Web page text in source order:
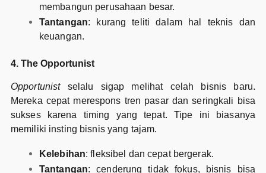
membangun perusahaan besar.
Tantangan: kurang teliti dalam hal teknis dan
keuangan.
4. The Opportunist
Opportunist selalu sigap melihat celah bisnis baru.
Mereka cepat merespons tren pasar dan seringkali bisa
sukses karena timing yang tepat. Tipe ini biasanya
memiliki insting bisnis yang tajam.
Kelebihan: fleksibel dan cepat bergerak.
Tantangan: cenderung tidak fokus, bisnis bisa